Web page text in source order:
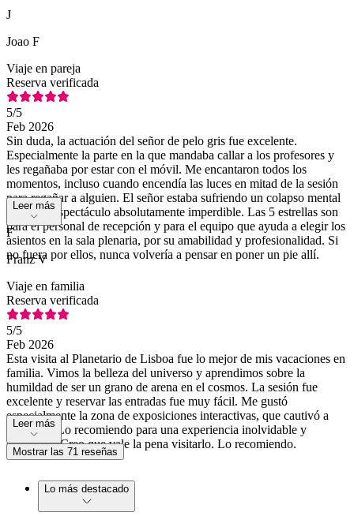
J
Joao F
Viaje en pareja
Reserva verificada
5/5
Feb 2026
Sin duda, la actuación del señor de pelo gris fue excelente.
Especialmente la parte en la que mandaba callar a los profesores y
les regañaba por estar con el móvil. Me encantaron todos los
momentos, incluso cuando encendía las luces en mitad de la sesión
para regañar a alguien. El señor estaba sufriendo un colapso mental
total. Un espectáculo absolutamente imperdible. Las 5 estrellas son
para el personal de recepción y para el equipo que ayuda a elegir los
asientos en la sala plenaria, por su amabilidad y profesionalidad. Si
no fuera por ellos, nunca volvería a pensar en poner un pie allí.
Leer más
F
Franz V
Viaje en familia
Reserva verificada
5/5
Feb 2026
Esta visita al Planetario de Lisboa fue lo mejor de mis vacaciones en
familia. Vimos la belleza del universo y aprendimos sobre la
humildad de ser un grano de arena en el cosmos. La sesión fue
excelente y reservar las entradas fue muy fácil. Me gustó
especialmente la zona de exposiciones interactivas, que cautivó a
mis hijos. Lo recomiendo para una experiencia inolvidable y
educativa. Creo que vale la pena visitarlo. Lo recomiendo.
Leer más
Mostrar las 71 reseñas
Lo más destacado